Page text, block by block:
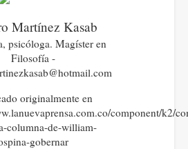
Martínez Kasab
psicóloga. Magíster en
Filosofía -
originalmente en
component/k2/
columna-de-william-
gobernar